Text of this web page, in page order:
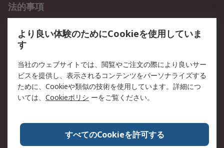
法的事項
クッキーポリシー
RSについて
会社概要
採用情報
プレスリリース＆お知ら
コーポレートサイト
全世界のRS
RSの歴史
ESGへの取り組み（英語）
認証について
より良い体験のためにCookieを使用していま
す
当社のウェブサイトでは、閲覧やご注文の際により良いサー
ビスを提供し、表示されるコンテンツをパーソナライズする
ために、Cookieや類似の技術を使用しています。詳細につ
いては、 Cookieポリシ ーをご覧ください。
すべてのCookieを許可する